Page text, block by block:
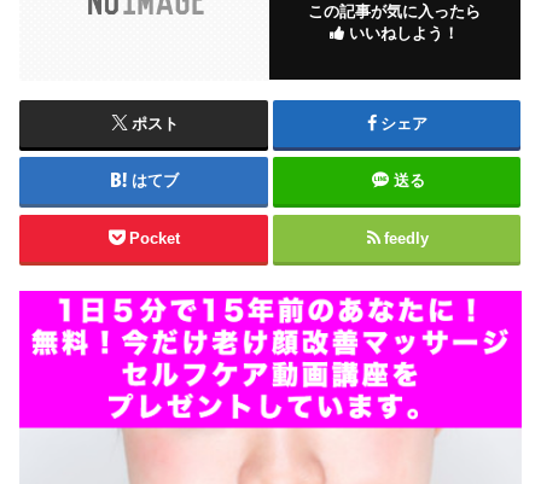
この記事が気に入ったら
いいねしよう！
ポスト シェア
はてブ 送る
Pocket feedly